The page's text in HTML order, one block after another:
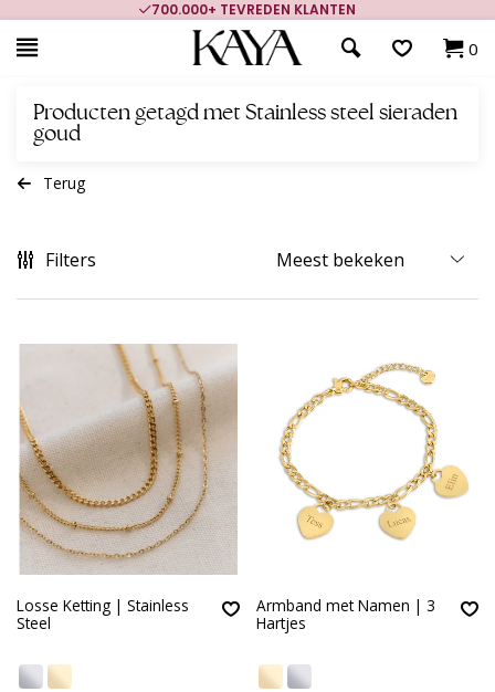
700.000+ TEVREDEN KLANTEN
0
Producten getagd met Stainless steel sieraden
goud
Terug
Filters
Losse Ketting | Stainless
Steel
Armband met Namen | 3
Hartjes